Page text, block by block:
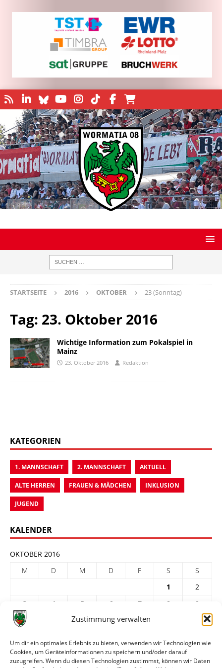
Zustimmung verwalten
Um dir ein optimales Erlebnis zu bieten, verwenden wir Technologien wie
Cookies, um Geräteinformationen zu speichern und/oder darauf
zuzugreifen. Wenn du diesen Technologien zustimmst, können wir Daten
STARTSEITE 2016 OKTOBER 23 (Sonntag)
Tag: 23. Oktober 2016
Wichtige Information zum Pokalspiel in
Mainz
23. Oktober 2016 Redaktion
KATEGORIEN
1. MANNSCHAFT 2. MANNSCHAFT AKTUELL
ALTE HERREN FRAUEN & MÄDCHEN INKLUSION
JUGEND
KALENDER
OKTOBER 2016
M
D M D F S
S
1
2
3
4 5 6 7 8
9
10
12 13 14
24
25 26 27 28 29